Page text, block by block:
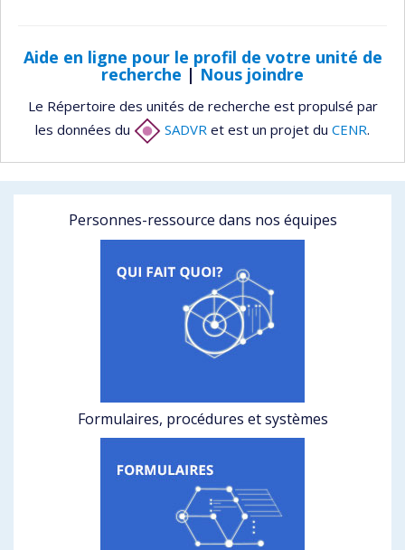
Aide en ligne pour le profil de votre unité de
recherche | Nous joindre
Le Répertoire des unités de recherche est propulsé par
les données du
SADVR et est un projet du CENR.
Personnes-ressource dans nos équipes
Formulaires, procédures et systèmes